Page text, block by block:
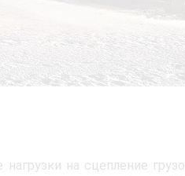
на сцепление